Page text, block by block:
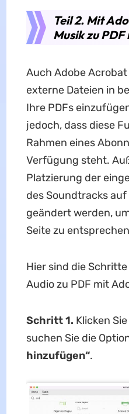
Teil 2. Mit
Musik zu
Auch Adobe
externe Dateien in
Ihre PDFs
jedoch, dass diese
Rahmen eines
Verfügung steht.
Platzierung der
des Soundtracks
geändert werden,
Seite zu
Hier sind die
Audio zu PDF mit
Schritt 1. Klicken
suchen Sie die
hinzufügen“.